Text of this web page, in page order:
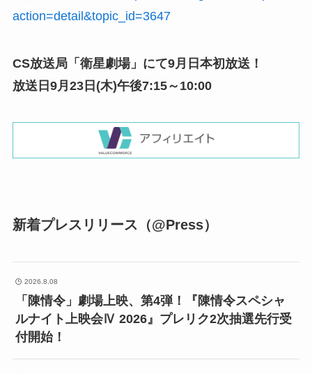
action=detail&topic_id=3647
CS放送局「衛星劇場」にて9月日本初放送！
放送日9月23日(木)午後7:15～10:00
新着プレスリリース（@Press）
2026.8.08
「陳情令」劇場上映、第4弾！『陳情令スペシャ
ルナイト上映会Ⅳ 2026』プレリク2次抽選先行受
付開始！